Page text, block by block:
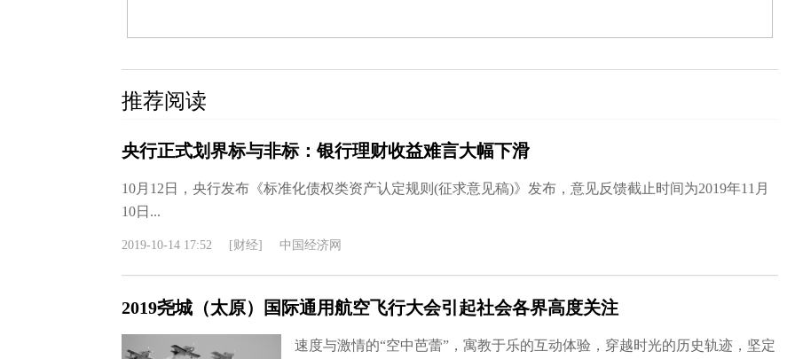
推荐阅读
央行正式划界标与非标：银行理财收益难言大幅下滑
10月12日，央行发布《标准化债权类资产认定规则(征求意见稿)》发布，意见反馈截止时间为2019年11月
10日...
2019-10-14 17:52 [财经] 中国经济网
2019尧城（太原）国际通用航空飞行大会引起社会各界高度关注
速度与激情的“空中芭蕾”，寓教于乐的互动体验，穿越时光的历史轨迹，坚定